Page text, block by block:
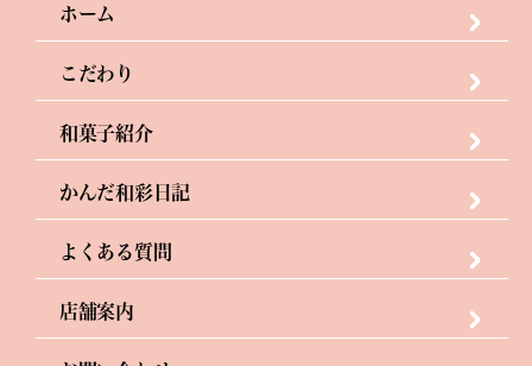
ホーム
こだわり
和菓子紹介
かんだ和彩日記
よくある質問
店舗案内